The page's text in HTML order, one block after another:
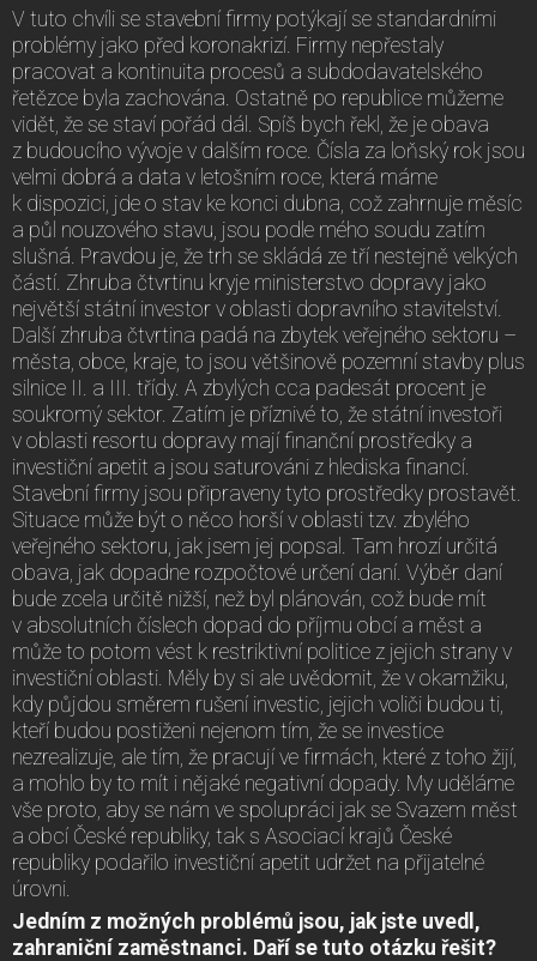
V tuto chvíli se stavební firmy potýkají se standardními
problémy jako před koronakrizí. Firmy nepřestaly
pracovat a kontinuita procesů a subdodavatelského
řetězce byla zachována. Ostatně po republice můžeme
vidět, že se staví pořád dál. Spíš bych řekl, že je obava
z budoucího vývoje v dalším roce. Čísla za loňský rok jsou
velmi dobrá a data v letošním roce, která máme
k dispozici, jde o stav ke konci dubna, což zahrnuje měsíc
a půl nouzového stavu, jsou podle mého soudu zatím
slušná. Pravdou je, že trh se skládá ze tří nestejně velkých
částí. Zhruba čtvrtinu kryje ministerstvo dopravy jako
největší státní investor v oblasti dopravního stavitelství.
Další zhruba čtvrtina padá na zbytek veřejného sektoru –
města, obce, kraje, to jsou většinově pozemní stavby plus
silnice II. a III. třídy. A zbylých cca padesát procent je
soukromý sektor. Zatím je příznivé to, že státní investoři
v oblasti resortu dopravy mají finanční prostředky a
investiční apetit a jsou saturováni z hlediska financí.
Stavební firmy jsou připraveny tyto prostředky prostavět.
Situace může být o něco horší v oblasti tzv. zbylého
veřejného sektoru, jak jsem jej popsal. Tam hrozí určitá
obava, jak dopadne rozpočtové určení daní. Výběr daní
bude zcela určitě nižší, než byl plánován, což bude mít
v absolutních číslech dopad do příjmu obcí a měst a
může to potom vést k restriktivní politice z jejich strany v
investiční oblasti. Měly by si ale uvědomit, že v okamžiku,
kdy půjdou směrem rušení investic, jejich voliči budou ti,
kteří budou postiženi nejenom tím, že se investice
nezrealizuje, ale tím, že pracují ve firmách, které z toho žijí,
a mohlo by to mít i nějaké negativní dopady. My uděláme
vše proto, aby se nám ve spolupráci jak se Svazem měst
a obcí České republiky, tak s Asociací krajů České
republiky podařilo investiční apetit udržet na přijatelné
úrovni.
Jedním z možných problémů jsou, jak jste uvedl,
zahraniční zaměstnanci. Daří se tuto otázku řešit?